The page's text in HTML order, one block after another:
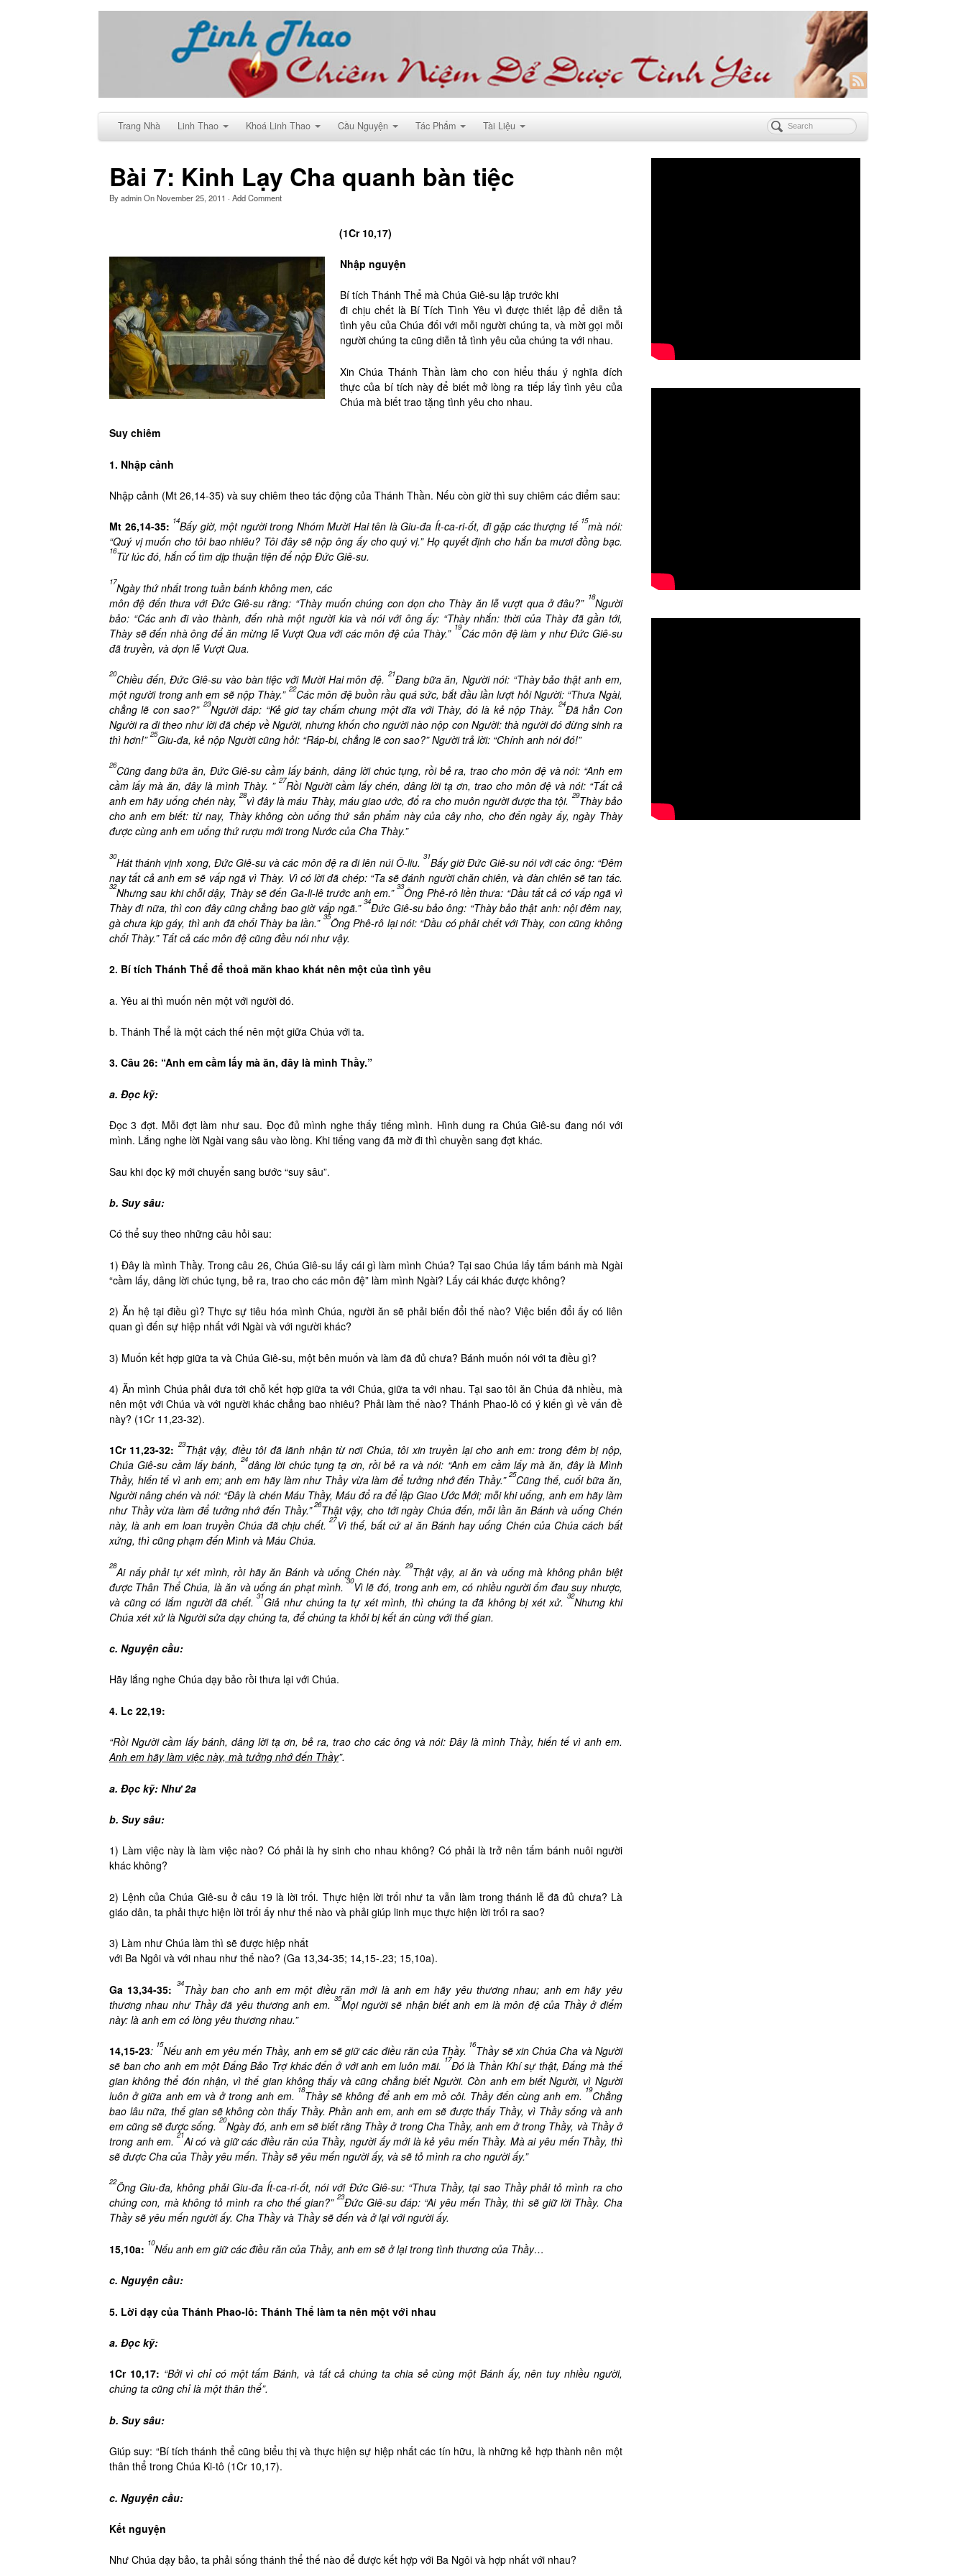
Trang Nhà Linh Thao Khoá Linh Thao Cầu Nguyện Tác Phẩm Tài Liệu
Bài 7: Kinh Lạy Cha quanh bàn tiệc
ByadminOnNovember 25, 2011 · Add Comment
(1Cr 10,17)
Nhập nguyện
Bí tích Thánh Thể mà Chúa Giê-su lập trước khi
đi chịu chết là Bí Tích Tình Yêu vì được thiết lập để diễn tả
tình yêu của Chúa đối với mỗi người chúng ta, và mời gọi mỗi
người chúng ta cũng diễn tả tình yêu của chúng ta với nhau.
Xin Chúa Thánh Thần làm cho con hiểu thấu ý nghĩa đích
thực của bí tích này để biết mở lòng ra tiếp lấy tình yêu của
Chúa mà biết trao tặng tình yêu cho nhau.
Suy chiêm
1. Nhập cảnh
Nhập cảnh (Mt 26,14-35) và suy chiêm theo tác động của Thánh Thần. Nếu còn giờ thì suy chiêm các điểm sau:
Mt 26,14-35: 14Bấy giờ, một người trong Nhóm Mười Hai tên là Giu-đa Ít-ca-ri-ốt, đi gặp các thượng tế 15mà nói:
“Quý vị muốn cho tôi bao nhiêu? Tôi đây sẽ nộp ông ấy cho quý vị.” Họ quyết định cho hắn ba mươi đồng bạc.
16Từ lúc đó, hắn cố tìm dịp thuận tiện để nộp Đức Giê-su.
17Ngày thứ nhất trong tuần bánh không men, các
môn đệ đến thưa với Đức Giê-su rằng: “Thày muốn chúng con dọn cho Thày ăn lễ vượt qua ở đâu?” 18Người
bảo: “Các anh đi vào thành, đến nhà một người kia và nói với ông ấy: “Thày nhắn: thời của Thày đã gần tới,
Thày sẽ đến nhà ông để ăn mừng lễ Vượt Qua với các môn đệ của Thày.” 19Các môn đệ làm y như Đức Giê-su
đã truyền, và dọn lễ Vượt Qua.
20Chiều đến, Đức Giê-su vào bàn tiệc với Mười Hai môn đệ. 21Đang bữa ăn, Người nói: “Thày bảo thật anh em,
một người trong anh em sẽ nộp Thày.” 22Các môn đệ buồn rầu quá sức, bắt đầu lần lượt hỏi Người: “Thưa Ngài,
chẳng lẽ con sao?” 23Người đáp: “Kẻ giơ tay chấm chung một đĩa với Thày, đó là kẻ nộp Thày. 24Đã hẳn Con
Người ra đi theo như lời đã chép về Người, nhưng khốn cho người nào nộp con Người: thà người đó đừng sinh ra
thì hơn!” 25Giu-đa, kẻ nộp Người cũng hỏi: “Ráp-bi, chẳng lẽ con sao?” Người trả lời: “Chính anh nói đó!”
26Cũng đang bữa ăn, Đức Giê-su cầm lấy bánh, dâng lời chúc tụng, rồi bẻ ra, trao cho môn đệ và nói: “Anh em
cầm lấy mà ăn, đây là mình Thày. ” 27Rồi Người cầm lấy chén, dâng lời tạ ơn, trao cho môn đệ và nói: “Tất cả
anh em hãy uống chén này, 28vì đây là máu Thày, máu giao ước, đổ ra cho muôn người được tha tội. 29Thày bảo
cho anh em biết: từ nay, Thày không còn uống thứ sản phẩm này của cây nho, cho đến ngày ấy, ngày Thày
được cùng anh em uống thứ rượu mới trong Nước của Cha Thày.”
30Hát thánh vịnh xong, Đức Giê-su và các môn đệ ra đi lên núi Ô-liu.31Bấy giờ Đức Giê-su nói với các ông: “Đêm
nay tất cả anh em sẽ vấp ngã vì Thày. Vì có lời đã chép: “Ta sẽ đánh người chăn chiên, và đàn chiên sẽ tan tác.
32Nhưng sau khi chỗi dậy, Thày sẽ đến Ga-li-lê trước anh em.”33Ông Phê-rô liền thưa: “Dầu tất cả có vấp ngã vì
Thày đi nữa, thì con đây cũng chẳng bao giờ vấp ngã.”34Đức Giê-su bảo ông: “Thày bảo thật anh: nội đêm nay,
gà chưa kịp gáy, thì anh đã chối Thày ba lần.” 35Ông Phê-rô lại nói: “Dầu có phải chết với Thày, con cũng không
chối Thày.” Tất cả các môn đệ cũng đều nói như vậy.
2. Bí tích Thánh Thể để thoả mãn khao khát nên một của tình yêu
a. Yêu ai thì muốn nên một với người đó.
b. Thánh Thể là một cách thế nên một giữa Chúa với ta.
3. Câu 26: “Anh em cầm lấy mà ăn, đây là mình Thầy.”
a. Đọc kỹ:
Đọc 3 đợt. Mỗi đợt làm như sau. Đọc đủ mình nghe thấy tiếng mình. Hình dung ra Chúa Giê-su đang nói với
mình. Lắng nghe lời Ngài vang sâu vào lòng. Khi tiếng vang đã mờ đi thì chuyền sang đợt khác.
Sau khi đọc kỹ mới chuyển sang bước “suy sâu”.
b. Suy sâu:
Có thể suy theo những câu hỏi sau:
1) Đây là mình Thầy. Trong câu 26, Chúa Giê-su lấy cái gì làm mình Chúa? Tại sao Chúa lấy tấm bánh mà Ngài
“cầm lấy, dâng lời chúc tụng, bẻ ra, trao cho các môn đệ” làm mình Ngài? Lấy cái khác được không?
2) Ăn hệ tại điều gì? Thực sự tiêu hóa mình Chúa, người ăn sẽ phải biến đổi thế nào? Việc biến đổi ấy có liên
quan gì đến sự hiệp nhất với Ngài và với người khác?
3) Muốn kết hợp giữa ta và Chúa Giê-su, một bên muốn và làm đã đủ chưa? Bánh muốn nói với ta điều gì?
4) Ăn mình Chúa phải đưa tới chỗ kết hợp giữa ta với Chúa, giữa ta với nhau. Tại sao tôi ăn Chúa đã nhiều, mà
nên một với Chúa và với người khác chẳng bao nhiêu? Phải làm thế nào? Thánh Phao-lô có ý kiến gì về vấn đề
này? (1Cr 11,23-32).
1Cr 11,23-32: 23Thật vậy, điều tôi đã lãnh nhận từ nơi Chúa, tôi xin truyền lại cho anh em: trong đêm bị nộp,
Chúa Giê-su cầm lấy bánh, 24dâng lời chúc tụng tạ ơn, rồi bẻ ra và nói: “Anh em cầm lấy mà ăn, đây là Mình
Thầy, hiến tế vì anh em; anh em hãy làm như Thầy vừa làm để tưởng nhớ đến Thầy.” 25Cũng thế, cuối bữa ăn,
Người nâng chén và nói: “Đây là chén Máu Thầy, Máu đổ ra để lập Giao Ước Mới; mỗi khi uống, anh em hãy làm
như Thầy vừa làm để tưởng nhớ đến Thầy.” 26Thật vậy, cho tới ngày Chúa đến, mỗi lần ăn Bánh và uống Chén
này, là anh em loan truyền Chúa đã chịu chết. 27Vì thế, bất cứ ai ăn Bánh hay uống Chén của Chúa cách bất
xứng, thì cũng phạm đến Mình và Máu Chúa.
28Ai nấy phải tự xét mình, rồi hãy ăn Bánh và uống Chén này. 29Thật vậy, ai ăn và uống mà không phân biệt
được Thân Thể Chúa, là ăn và uống án phạt mình.30Vì lẽ đó, trong anh em, có nhiều người ốm đau suy nhược,
và cũng có lắm người đã chết. 31Giả như chúng ta tự xét mình, thì chúng ta đã không bị xét xử. 32Nhưng khi
Chúa xét xử là Người sửa dạy chúng ta, để chúng ta khỏi bị kết án cùng với thế gian.
c. Nguyện cầu:
Hãy lắng nghe Chúa dạy bảo rồi thưa lại với Chúa.
4. Lc 22,19:
“Rồi Người cầm lấy bánh, dâng lời tạ ơn, bẻ ra, trao cho các ông và nói: Đây là mình Thầy, hiến tế vì anh em.
Anh em hãy làm việc này, mà tưởng nhớ đến Thầy”.
a. Đọc kỹ: Như 2a
b. Suy sâu:
1) Làm việc này là làm việc nào? Có phải là hy sinh cho nhau không? Có phải là trở nên tấm bánh nuôi người
khác không?
2) Lệnh của Chúa Giê-su ở câu 19 là lời trối. Thực hiện lời trối như ta vẫn làm trong thánh lễ đã đủ chưa? Là
giáo dân, ta phải thực hiện lời trối ấy như thế nào và phải giúp linh mục thực hiện lời trối ra sao?
3) Làm như Chúa làm thì sẽ được hiệp nhất
với Ba Ngôi và với nhau như thế nào? (Ga 13,34-35; 14,15-.23; 15,10a).
Ga 13,34-35: 34Thầy ban cho anh em một điều răn mới là anh em hãy yêu thương nhau; anh em hãy yêu
thương nhau như Thầy đã yêu thương anh em. 35Mọi người sẽ nhận biết anh em là môn đệ của Thầy ở điểm
này: là anh em có lòng yêu thương nhau.”
14,15-23: 15Nếu anh em yêu mến Thầy, anh em sẽ giữ các điều răn của Thầy. 16Thầy sẽ xin Chúa Cha và Người
sẽ ban cho anh em một Đấng Bảo Trợ khác đến ở với anh em luôn mãi. 17Đó là Thần Khí sự thật, Đấng mà thế
gian không thể đón nhận, vì thế gian không thấy và cũng chẳng biết Người. Còn anh em biết Người, vì Người
luôn ở giữa anh em và ở trong anh em. 18Thầy sẽ không để anh em mồ côi. Thầy đến cùng anh em. 19Chẳng
bao lâu nữa, thế gian sẽ không còn thấy Thầy. Phần anh em, anh em sẽ được thấy Thầy, vì Thầy sống và anh
em cũng sẽ được sống. 20Ngày đó, anh em sẽ biết rằng Thầy ở trong Cha Thầy, anh em ở trong Thầy, và Thầy ở
trong anh em. 21Ai có và giữ các điều răn của Thầy, người ấy mới là kẻ yêu mến Thầy. Mà ai yêu mến Thầy, thì
sẽ được Cha của Thầy yêu mến. Thầy sẽ yêu mến người ấy, và sẽ tỏ mình ra cho người ấy.”
22Ông Giu-đa, không phải Giu-đa Ít-ca-ri-ốt, nói với Đức Giê-su: “Thưa Thầy, tại sao Thầy phải tỏ mình ra cho
chúng con, mà không tỏ mình ra cho thế gian?” 23Đức Giê-su đáp: “Ai yêu mến Thầy, thì sẽ giữ lời Thầy. Cha
Thầy sẽ yêu mến người ấy. Cha Thầy và Thầy sẽ đến và ở lại với người ấy.
15,10a: 10Nếu anh em giữ các điều răn của Thầy, anh em sẽ ở lại trong tình thương của Thầy…
c. Nguyện cầu:
5. Lời dạy của Thánh Phao-lô: Thánh Thể làm ta nên một với nhau
a. Đọc kỹ:
1Cr 10,17: “Bởi vì chỉ có một tấm Bánh, và tất cả chúng ta chia sẻ cùng một Bánh ấy, nên tuy nhiều người,
chúng ta cũng chỉ là một thân thể”.
b. Suy sâu:
Giúp suy: “Bí tích thánh thể cũng biểu thị và thực hiện sự hiệp nhất các tín hữu, là những kẻ hợp thành nên một
thân thể trong Chúa Ki-tô (1Cr 10,17).
c. Nguyện cầu:
Kết nguyện
Như Chúa dạy bảo, ta phải sống thánh thể thế nào để được kết hợp với Ba Ngôi và hợp nhất với nhau?